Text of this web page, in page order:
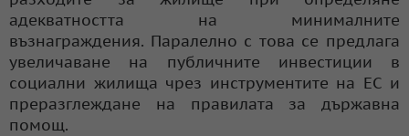
адекватността на минималните
възнаграждения. Паралелно с това се предлага
увеличаване на публичните инвестиции в
социални жилища чрез инструментите на ЕС и
преразглеждане на правилата за държавна
помощ.